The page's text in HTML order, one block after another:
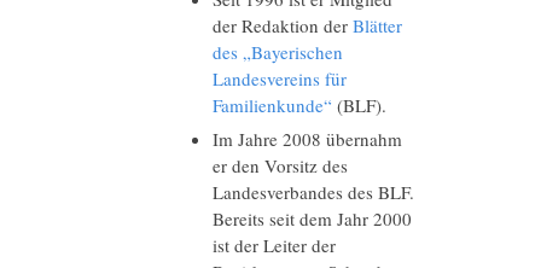
der Redaktion der Blätter
des „Bayerischen
Landesvereins für
Familienkunde“ (BLF).
Im Jahre 2008 übernahm
er den Vorsitz des
Landesverbandes des BLF.
Bereits seit dem Jahr 2000
ist der Leiter der